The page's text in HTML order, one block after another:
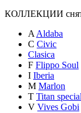
КОЛЛЕКЦИИ
A Aldaba
C Civic
Clasica
F Flippo Soul
I Iberia
M Marlon
T Titan special
V Vives Gobi